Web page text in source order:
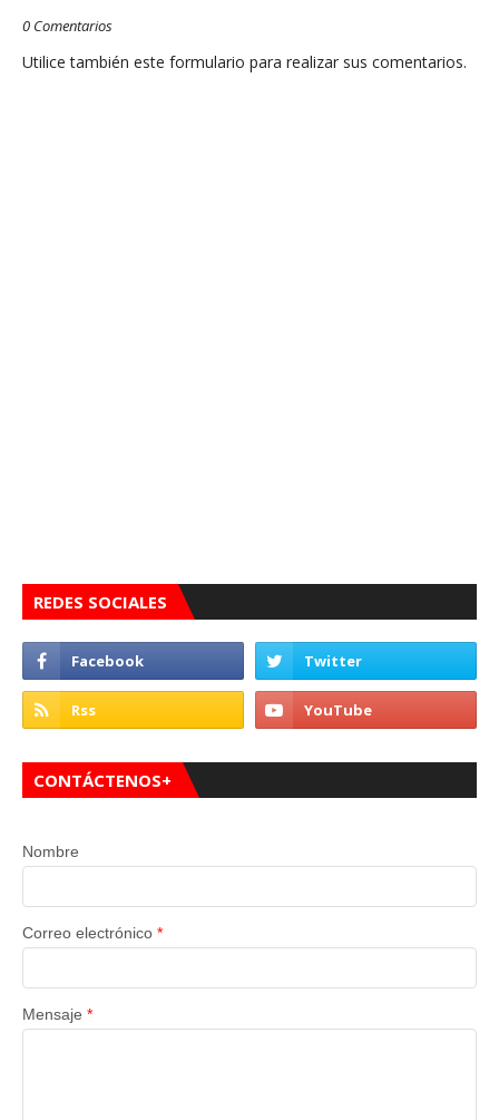
0 Comentarios
Utilice también este formulario para realizar sus comentarios.
REDES SOCIALES
CONTÁCTENOS+
Nombre
Correo electrónico *
Mensaje *